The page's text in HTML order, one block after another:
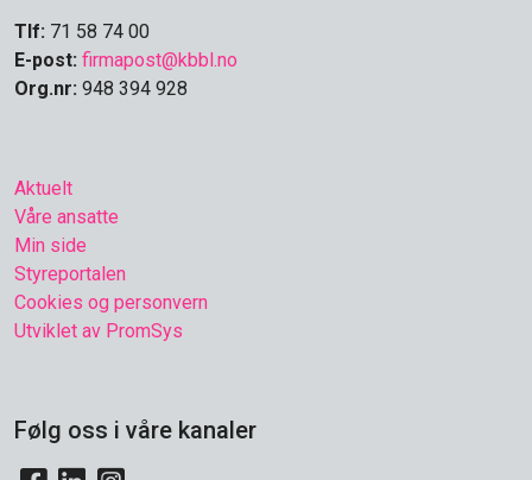
Tlf: 71 58 74 00
E-post: firmapost@kbbl.no
Org.nr: 948 394 928
Aktuelt
Våre ansatte
Min side
Styreportalen
Cookies og personvern
Utviklet av PromSys
Følg oss i våre kanaler